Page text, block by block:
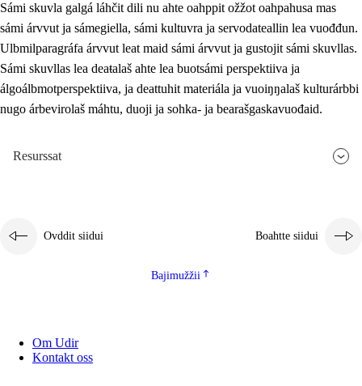
Sámi skuvla galgá láhčit dili nu ahte oahppit ožžot oahpahusa mas
sámi árvvut ja sámegiella, sámi kultuvra ja servodateallin lea vuođđun.
Ulbmilparagráfa árvvut leat maid sámi árvvut ja gustojit sámi skuvllas.
Sámi skuvllas lea deaŧalaš ahte lea buotsámi perspektiiva ja
álgoálbmotperspektiiva, ja deattuhit materiála ja vuoiŋŋalaš kulturárbbi
nugo árbevirolaš máhtu, duoji ja sohka- ja bearašgaskavuođaid.
Resurssat
Ovddit siidui Boahtte siidui
Bajimužžii
Om Udir
Kontakt oss